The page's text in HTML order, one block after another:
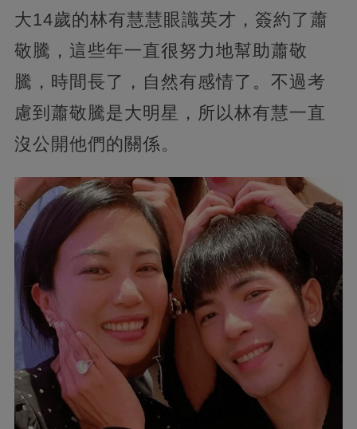
大14歲的林有慧慧眼識英才，簽約了蕭
敬騰，這些年一直很努力地幫助蕭敬
騰，時間長了，自然有感情了。 不過考
慮到蕭敬騰是大明星，所以林有慧一直
沒公開他們的關係。